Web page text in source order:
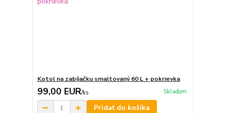
Kotol na zabíjačku smaltovaný 60 L + pokrievka
99,00 EUR/ks Skladom
Pridať do košíka